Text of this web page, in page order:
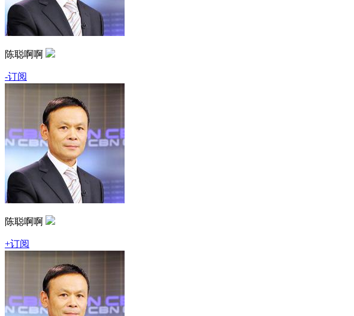
陈聪啊啊
-订阅
陈聪啊啊
+订阅